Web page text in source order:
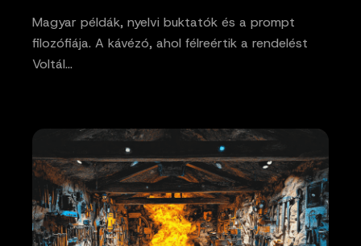
Magyar példák, nyelvi buktatók és a prompt
filozófiája. A kávézó, ahol félreértik a rendelést
Voltál…